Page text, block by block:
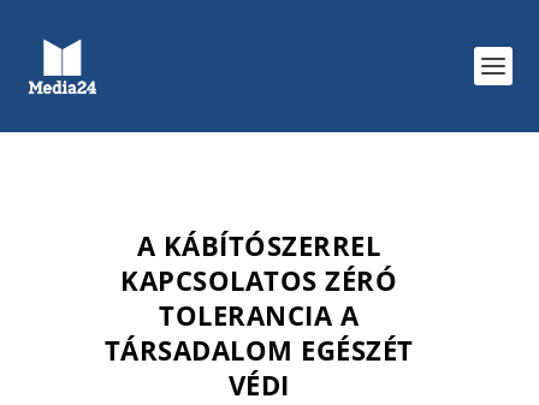
A KÁBÍTÓSZERREL
KAPCSOLATOS ZÉRÓ
TOLERANCIA A
TÁRSADALOM EGÉSZÉT
VÉDI